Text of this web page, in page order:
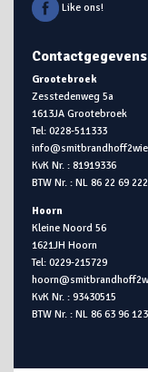
Like ons!
Contactgegevens
Grootebroek
Zesstedenweg 5a
1613JA Grootebroek
Tel: 0228-511333
KvK Nr. : 81919336
BTW Nr. : NL 86 22 69
Hoorn
Kleine Noord 56
1621JH Hoorn
Tel: 0229-215729
KvK Nr. : 93430515
BTW Nr. : NL 86 63 96